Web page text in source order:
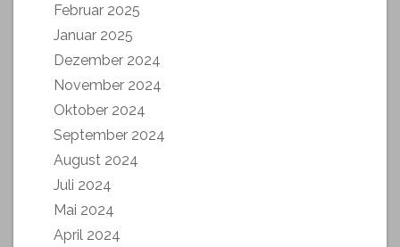
Februar 2025
Januar 2025
Dezember 2024
November 2024
Oktober 2024
September 2024
August 2024
Juli 2024
Mai 2024
April 2024